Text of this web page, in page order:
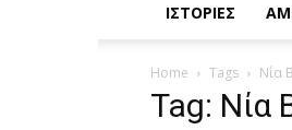
ΙΣΤΟΡΙΕΣ
Home Tags Νία
Tag: Νία